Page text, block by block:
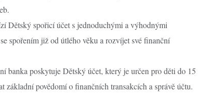
Dětský spořicí účet s jednoduchými a výhodnými
spořením již od útlého věku a rozvíjet své finanční
banka poskytuje Dětský účet, který je určen pro děti do 15
základní povědomí o finančních transakcích a správě účtu.